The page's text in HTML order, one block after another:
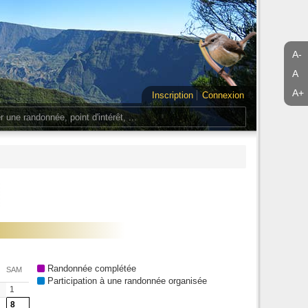
A-
A
A+
Inscription
Connexion
SAM
1
8
Randonnée complétée
Participation à une randonnée organisée